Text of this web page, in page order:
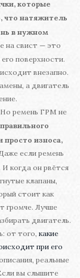
которые
что натяжитель
в нужном
на свист — это
поверхности.
внезапно.
а двигатель
ремень ГРМ не
просто износа,
если ремень
когда он рвётся
клапаны,
стоит как
громче. Лучше
двигатель.
от того, какие
при его
реальные
вы слышите